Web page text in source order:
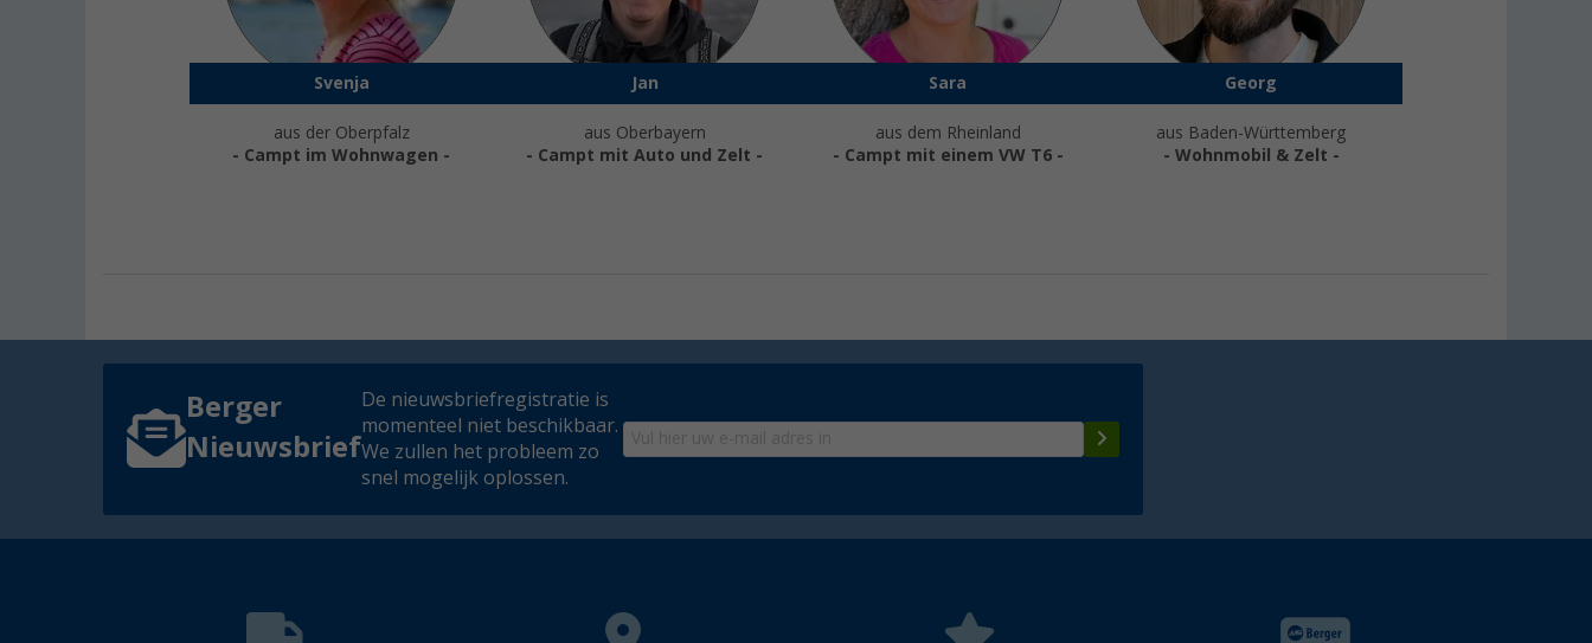
Svenja
aus der Oberpfalz
- Campt im Wohnwagen -
Jan
aus Oberbayern
- Campt mit Auto und Zelt -
Sara
aus dem Rheinland
- Campt mit einem VW T6 -
Georg
aus Baden-Württemberg
- Wohnmobil & Zelt -
Berger
Nieuwsbrief
De nieuwsbriefregistratie is
momenteel niet beschikbaar.
We zullen het probleem zo
snel mogelijk oplossen.